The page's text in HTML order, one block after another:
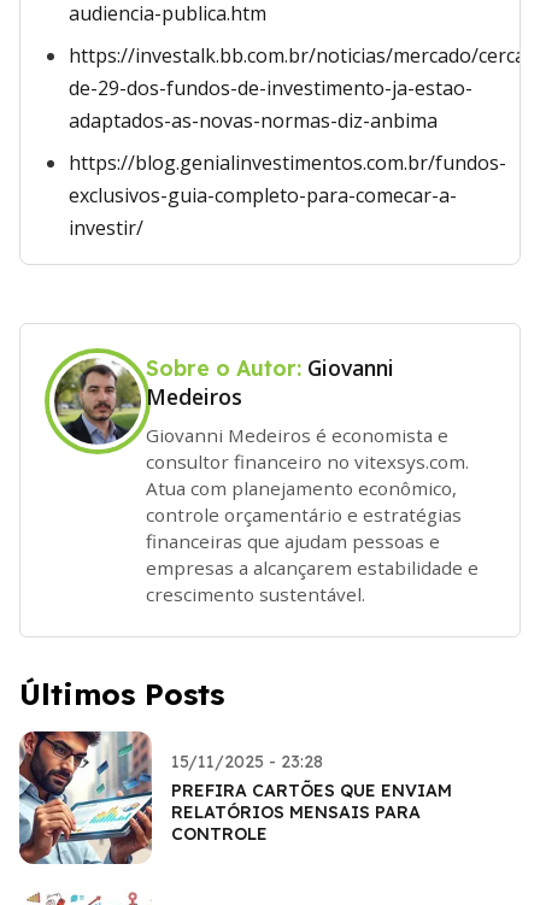
audiencia-publica.htm
https://investalk.bb.com.br/noticias/mercado/cerca-
de-29-dos-fundos-de-investimento-ja-estao-
adaptados-as-novas-normas-diz-anbima
https://blog.genialinvestimentos.com.br/fundos-
exclusivos-guia-completo-para-comecar-a-
investir/
Sobre o Autor: Giovanni
Medeiros
Giovanni Medeiros é economista e
consultor financeiro no vitexsys.com.
Atua com planejamento econômico,
controle orçamentário e estratégias
financeiras que ajudam pessoas e
empresas a alcançarem estabilidade e
crescimento sustentável.
Últimos Posts
15/11/2025 - 23:28
PREFIRA CARTÕES QUE ENVIAM
RELATÓRIOS MENSAIS PARA
CONTROLE